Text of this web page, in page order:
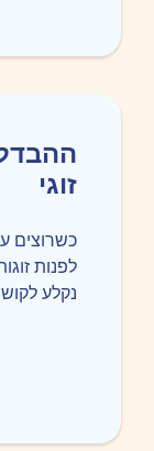
זוגי
כשרוצים
לפנות
נקלע